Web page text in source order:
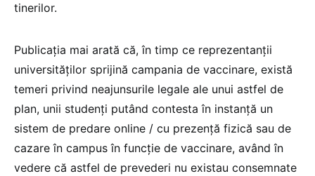
tinerilor.
Publicația mai arată că, în timp ce reprezentanții
universităților sprijină campania de vaccinare, există
temeri privind neajunsurile legale ale unui astfel de
plan, unii studenți putând contesta în instanță un
sistem de predare online / cu prezență fizică sau de
cazare în campus în funcție de vaccinare, având în
vedere că astfel de prevederi nu existau consemnate